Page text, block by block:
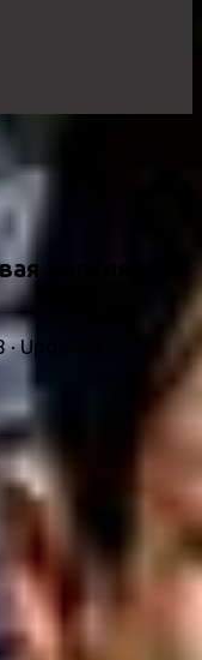
Версия]
· Updated